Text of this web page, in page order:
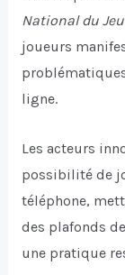
National du
joueurs
ligne.
Les acteurs
possibilité de
téléphone,
des plafonds
une pratique